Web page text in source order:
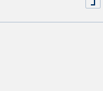
erlernte Wissen im
Sie gerade nach einer
Problem! Bei uns
und wie viel Sie
Finanzprofis, die in
mehr